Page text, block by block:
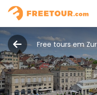
Free tours em